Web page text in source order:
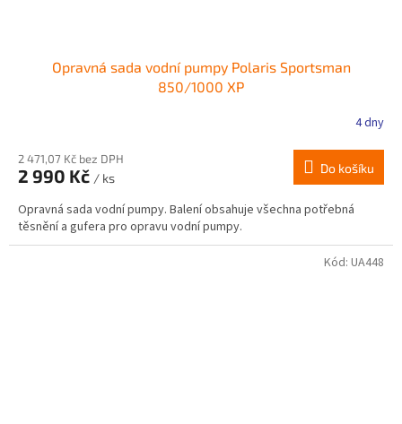
Opravná sada vodní pumpy Polaris Sportsman
850/1000 XP
4 dny
2 471,07 Kč bez DPH
2 990 Kč / ks
Do košíku
Opravná sada vodní pumpy. Balení obsahuje všechna potřebná
těsnění a gufera pro opravu vodní pumpy.
Kód: UA448